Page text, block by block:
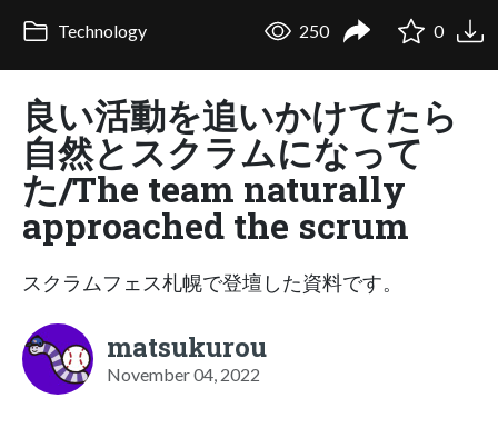
Technology 250 0
良い活動を追いかけてたら
自然とスクラムになって
た/The team naturally
approached the scrum
スクラムフェス札幌で登壇した資料です。
matsukurou
November 04, 2022